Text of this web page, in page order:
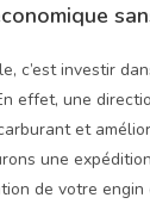
c’est investir
effet, une
et
une
de votre